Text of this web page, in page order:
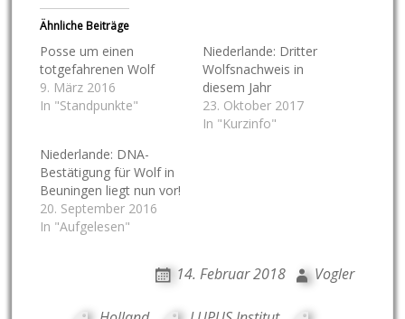
Ähnliche Beiträge
Posse um einen
totgefahrenen Wolf
9. März 2016
In "Standpunkte"
Niederlande: Dritter
Wolfsnachweis in
diesem Jahr
23. Oktober 2017
In "Kurzinfo"
Niederlande: DNA-
Bestätigung für Wolf in
Beuningen liegt nun vor!
20. September 2016
In "Aufgelesen"
14. Februar 2018 Vogler